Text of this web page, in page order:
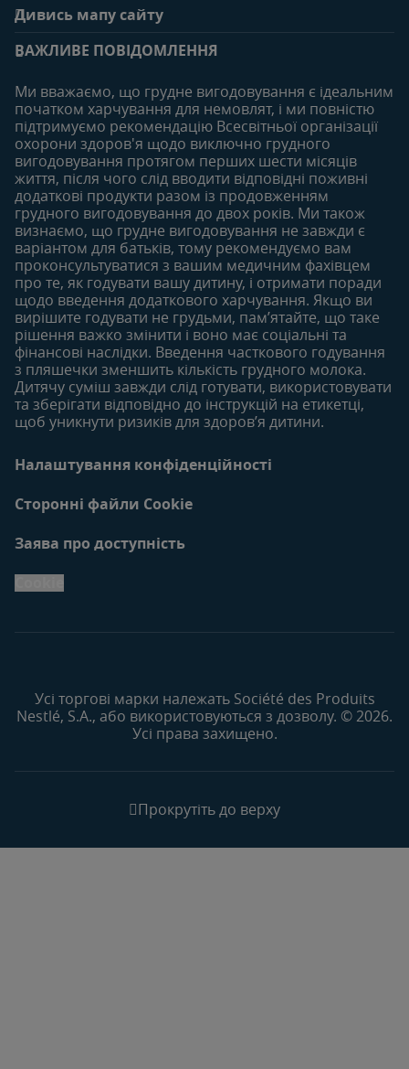
Поширені запитання
Особистий кабінет
Придбати
Наші бренди
Безкоштовні тестування
Дивись мапу сайту
Статті
Статті
6-12 місяців
Статті
Продукти
12-18 місяців
Статті
Продукти
18-24 місяців
Статті
Продукти
ВАЖЛИВЕ ПОВІДОМЛЕННЯ
Ми вважаємо, що грудне вигодовування є ідеальним
початком харчування для немовлят, і ми повністю
підтримуємо рекомендацію Всесвітньої організації
охорони здоров'я щодо виключно грудного
вигодовування протягом перших шести місяців
життя, після чого слід вводити відповідні поживні
додаткові продукти разом із продовженням
грудного вигодовування до двох років. Ми також
визнаємо, що грудне вигодовування не завжди є
варіантом для батьків, тому рекомендуємо вам
проконсультуватися з вашим медичним фахівцем
про те, як годувати вашу дитину, і отримати поради
щодо введення додаткового харчування. Якщо ви
вирішите годувати не грудьми, пам’ятайте, що таке
рішення важко змінити і воно має соціальні та
фінансові наслідки. Введення часткового годування
з пляшечки зменшить кількість грудного молока.
Дитячу суміш завжди слід готувати, використовувати
та зберігати відповідно до інструкцій на етикетці,
щоб уникнути ризиків для здоров’я дитини.
Налаштування конфіденційності
Сторонні файли Cookie
Заява про доступність
Усі торгові марки належать Société des Produits
Nestlé, S.A., або використовуються з дозволу. © 2026.
Усі права захищено.
Прокрутіть до верху